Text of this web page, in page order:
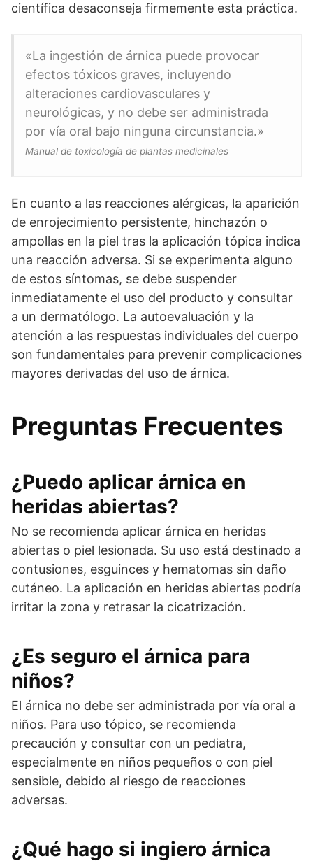
científica desaconseja firmemente esta práctica.
«La ingestión de árnica puede provocar
efectos tóxicos graves, incluyendo
alteraciones cardiovasculares y
neurológicas, y no debe ser administrada
por vía oral bajo ninguna circunstancia.»
Manual de toxicología de plantas medicinales
En cuanto a las reacciones alérgicas, la aparición
de enrojecimiento persistente, hinchazón o
ampollas en la piel tras la aplicación tópica indica
una reacción adversa. Si se experimenta alguno
de estos síntomas, se debe suspender
inmediatamente el uso del producto y consultar
a un dermatólogo. La autoevaluación y la
atención a las respuestas individuales del cuerpo
son fundamentales para prevenir complicaciones
mayores derivadas del uso de árnica.
Preguntas Frecuentes
¿Puedo aplicar árnica en
heridas abiertas?
No se recomienda aplicar árnica en heridas
abiertas o piel lesionada. Su uso está destinado a
contusiones, esguinces y hematomas sin daño
cutáneo. La aplicación en heridas abiertas podría
irritar la zona y retrasar la cicatrización.
¿Es seguro el árnica para
niños?
El árnica no debe ser administrada por vía oral a
niños. Para uso tópico, se recomienda
precaución y consultar con un pediatra,
especialmente en niños pequeños o con piel
sensible, debido al riesgo de reacciones
adversas.
¿Qué hago si ingiero árnica